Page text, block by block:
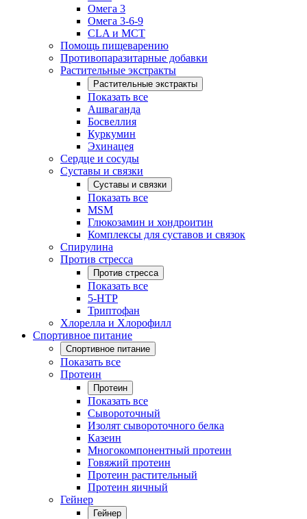
Омега 3
Омега 3-6-9
CLA и MCT
Помощь пищеварению
Противопаразитарные добавки
Растительные экстракты
Растительные экстракты
Показать все
Ашваганда
Босвеллия
Куркумин
Эхинацея
Сердце и сосуды
Суставы и связки
Суставы и связки
Показать все
MSM
Глюкозамин и хондроитин
Комплексы для суставов и связок
Спирулина
Против стресса
Против стресса
Показать все
5-HTP
Триптофан
Хлорелла и Хлорофилл
Спортивное питание
Спортивное питание
Показать все
Протеин
Протеин
Показать все
Сывороточный
Изолят сывороточного белка
Казеин
Многокомпонентный протеин
Говяжий протеин
Протеин растительный
Протеин яичный
Гейнер
Гейнер